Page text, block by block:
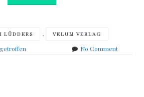
LÜDDERS , VELUM VERLAG
No Commenton